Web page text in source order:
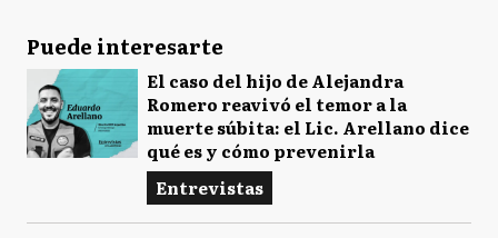
Puede interesarte
El caso del hijo de Alejandra
Romero reavivó el temor a la
muerte súbita: el Lic. Arellano dice
qué es y cómo prevenirla
Entrevistas